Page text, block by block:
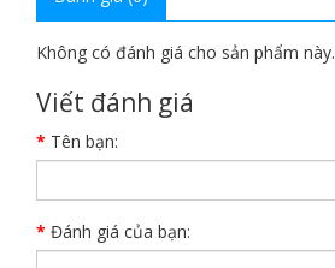
Không có đánh giá cho sản phẩm này.
Viết đánh giá
Tên bạn:
Đánh giá của bạn: